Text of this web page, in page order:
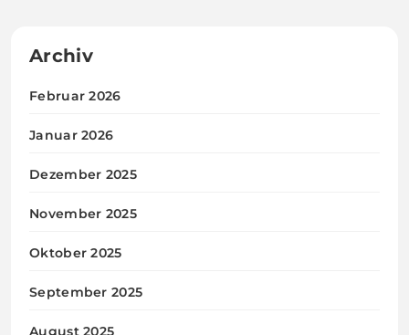
Archiv
Februar 2026
Januar 2026
Dezember 2025
November 2025
Oktober 2025
September 2025